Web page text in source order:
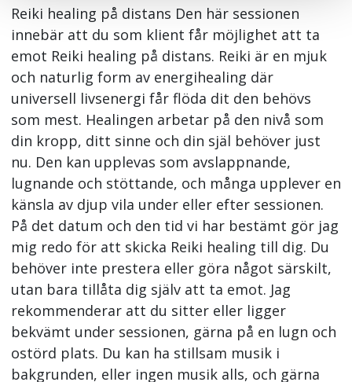
Reiki healing på distans Den här sessionen
innebär att du som klient får möjlighet att ta
emot Reiki healing på distans. Reiki är en mjuk
och naturlig form av energihealing där
universell livsenergi får flöda dit den behövs
som mest. Healingen arbetar på den nivå som
din kropp, ditt sinne och din själ behöver just
nu. Den kan upplevas som avslappnande,
lugnande och stöttande, och många upplever en
känsla av djup vila under eller efter sessionen.
På det datum och den tid vi har bestämt gör jag
mig redo för att skicka Reiki healing till dig. Du
behöver inte prestera eller göra något särskilt,
utan bara tillåta dig själv att ta emot. Jag
rekommenderar att du sitter eller ligger
bekvämt under sessionen, gärna på en lugn och
ostörd plats. Du kan ha stillsam musik i
bakgrunden, eller ingen musik alls, och gärna